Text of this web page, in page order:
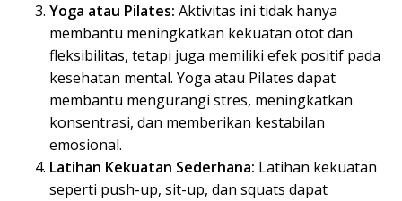
Yoga atau Pilates: Aktivitas ini tidak hanya
membantu meningkatkan kekuatan otot dan
fleksibilitas, tetapi juga memiliki efek positif pada
kesehatan mental. Yoga atau Pilates dapat
membantu mengurangi stres, meningkatkan
konsentrasi, dan memberikan kestabilan
emosional.
Latihan Kekuatan Sederhana: Latihan kekuatan
seperti push-up, sit-up, dan squats dapat